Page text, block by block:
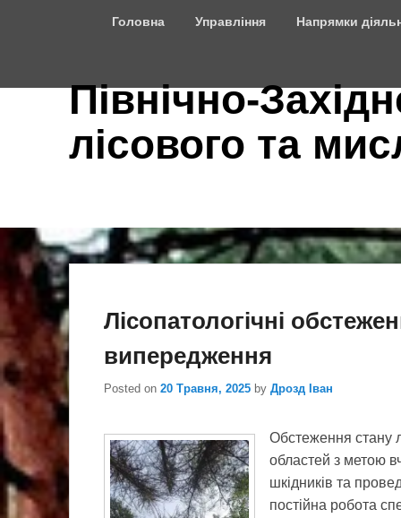
Головна Управління Напрямки
Північно-
лісового та
Лісопатологічні
випередження
Posted on 20 Травня, 2025 by Дрозд Іван
Обстеження стану
областей з метою
шкідників та
постійна робота